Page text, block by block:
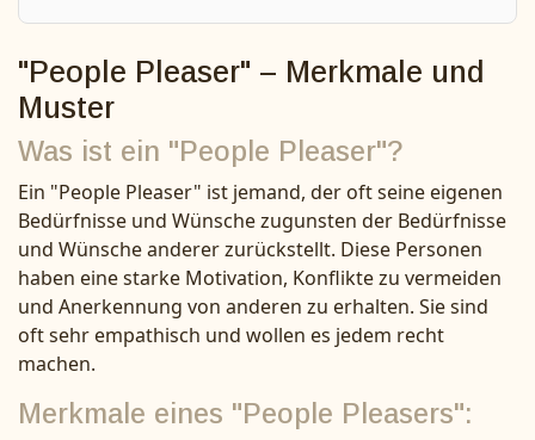
"People Pleaser" – Merkmale und
Muster
Was ist ein "People Pleaser"?
Ein "People Pleaser" ist jemand, der oft seine eigenen
Bedürfnisse und Wünsche zugunsten der Bedürfnisse
und Wünsche anderer zurückstellt. Diese Personen
haben eine starke Motivation, Konflikte zu vermeiden
und Anerkennung von anderen zu erhalten. Sie sind
oft sehr empathisch und wollen es jedem recht
machen.
Merkmale eines "People Pleasers":